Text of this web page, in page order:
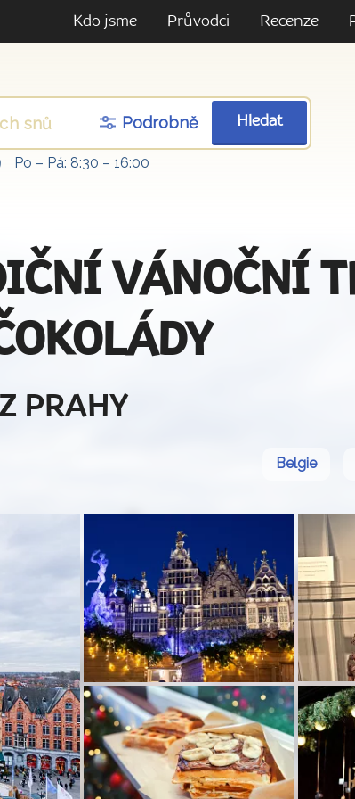
Kdo jsme Průvodci Recenze
Podrobně Hledat
Po – Pá: 8:30 – 16:00
VÁNOČNÍ
PRAHY
Belgie